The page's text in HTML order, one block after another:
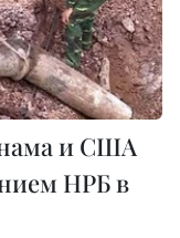
и США
НРБ в